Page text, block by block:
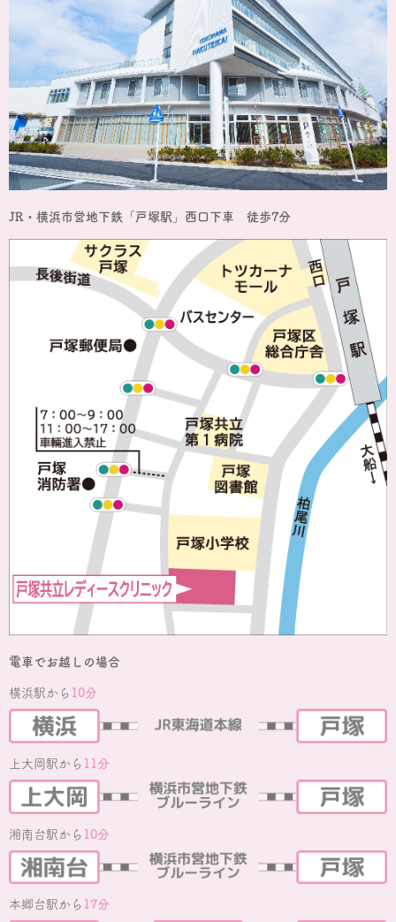
JR・横浜市営地下鉄「戸塚駅」西口下車 徒歩7分
電車でお越しの場合
横浜駅から 10分
上大岡駅から 11分
湘南台駅から 10分
本郷台駅から 17分